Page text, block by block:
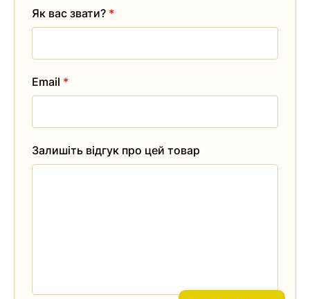
Залишіть відгук про цей товар
Як вас звати? *
Email *